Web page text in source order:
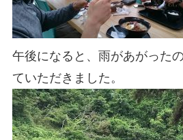
午後になると、雨があがった
ていただきました。